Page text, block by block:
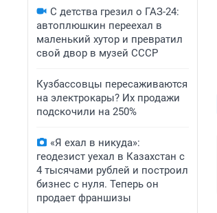
С детства грезил о ГАЗ-24:
автоплюшкин переехал в
маленький хутор и превратил
свой двор в музей СССР
Кузбассовцы пересаживаются
на электрокары? Их продажи
подскочили на 250%
«Я ехал в никуда»:
геодезист уехал в Казахстан с
4 тысячами рублей и построил
бизнес с нуля. Теперь он
продает франшизы